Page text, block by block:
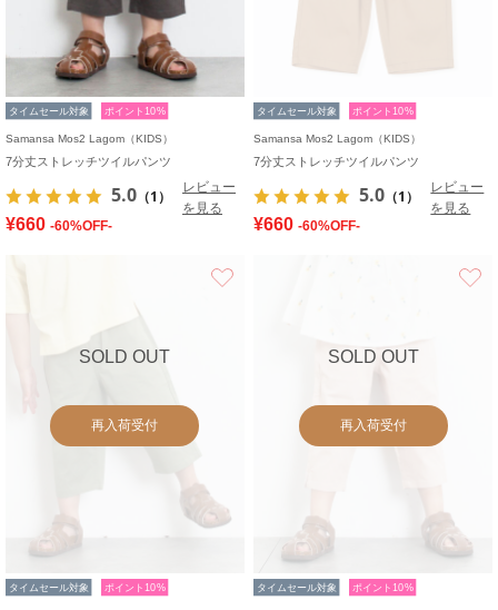
タイムセール対象 ポイント10%
Samansa Mos2 Lagom（KIDS）
7分丈ストレッチツイルパンツ
5.0 （1）
レビュー
を見る
¥660 -60%OFF-
タイムセール対象 ポイント10%
Samansa Mos2 Lagom（KIDS）
7分丈ストレッチツイルパンツ
5.0 （1）
レビュー
を見る
¥660 -60%OFF-
SOLD OUT
再入荷受付
タイムセール対象 ポイント10%
SOLD OUT
再入荷受付
タイムセール対象 ポイント10%